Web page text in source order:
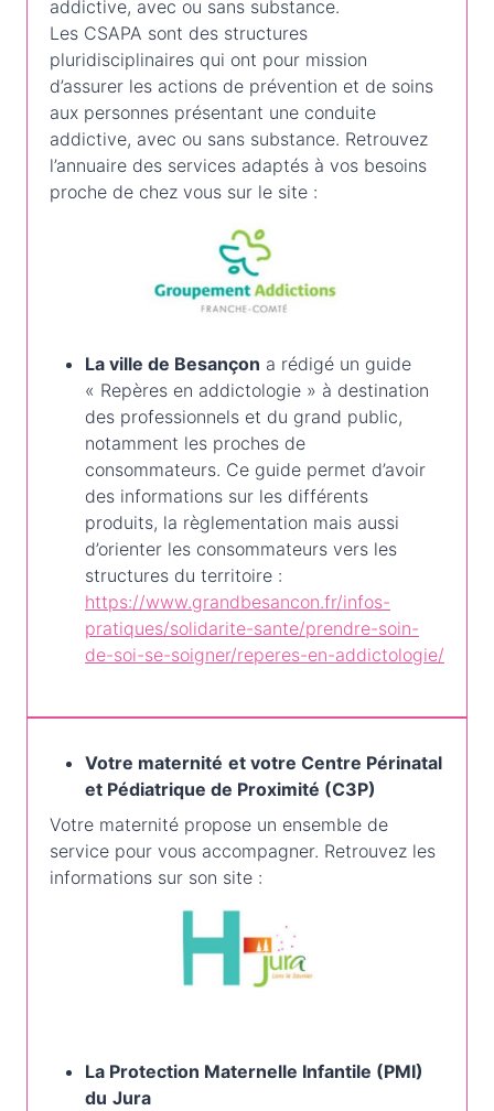
addictive, avec ou sans substance.
Les CSAPA sont des structures
pluridisciplinaires qui ont pour mission
d’assurer les actions de prévention et de soins
aux personnes présentant une conduite
addictive, avec ou sans substance. Retrouvez
l’annuaire des services adaptés à vos besoins
proche de chez vous sur le site :
La ville de Besançon a rédigé un guide
« Repères en addictologie » à destination
des professionnels et du grand public,
notamment les proches de
consommateurs. Ce guide permet d’avoir
des informations sur les différents
produits, la règlementation mais aussi
d’orienter les consommateurs vers les
structures du territoire :
https://www.grandbesancon.fr/infos-
pratiques/solidarite-sante/prendre-soin-
de-soi-se-soigner/reperes-en-addictologie/
Votre maternité et votre Centre Périnatal
et Pédiatrique de Proximité (C3P)
Votre maternité propose un ensemble de
service pour vous accompagner. Retrouvez les
informations sur son site :
La Protection Maternelle Infantile (PMI)
du Jura